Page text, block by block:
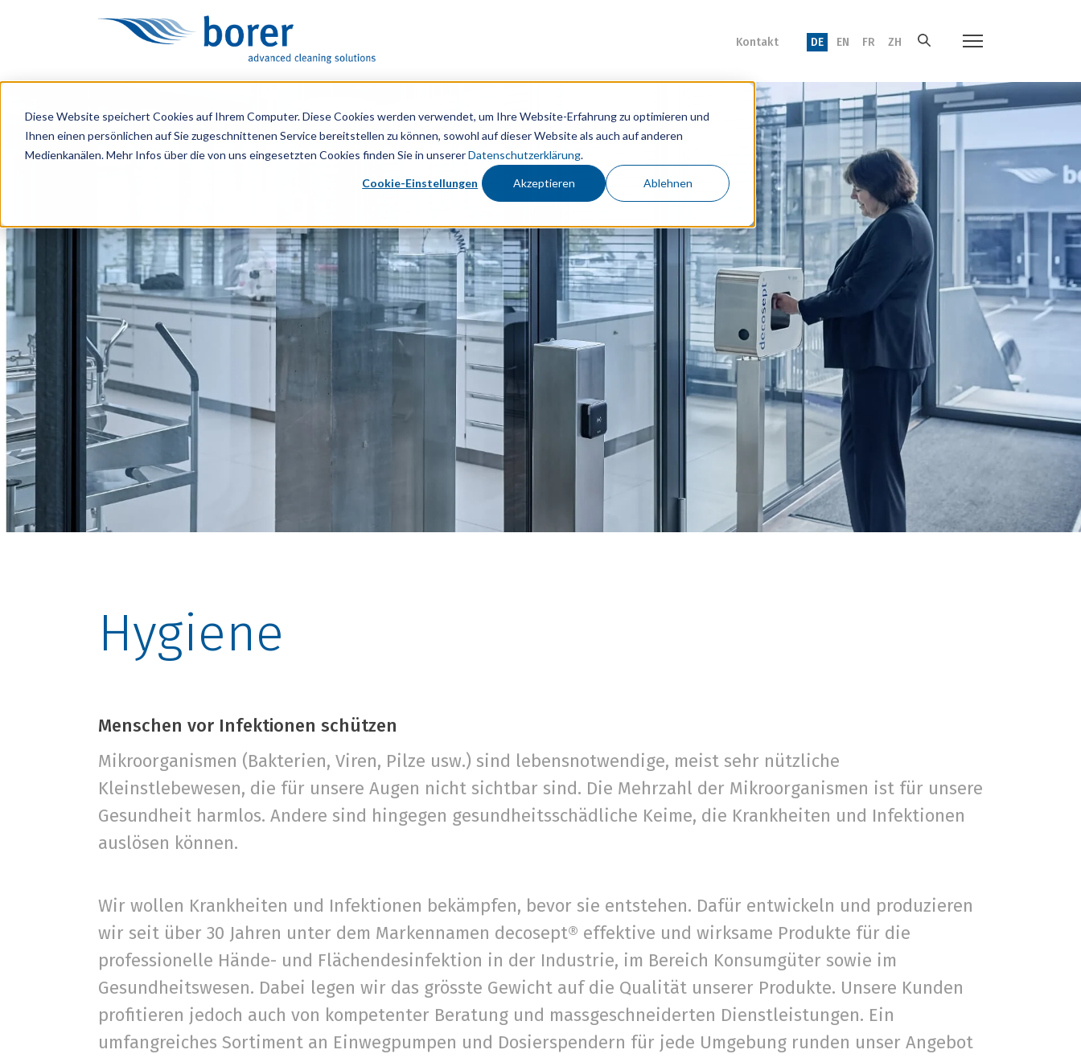
Diese Website speichert Cookies auf Ihrem Computer. Diese Cookies werden verwendet, um Ihre Website-Erfahrung zu optimieren und
Ihnen einen persönlichen auf Sie zugeschnittenen Service bereitstellen zu können, sowohl auf dieser Website als auch auf anderen
Medienkanälen. Mehr Infos über die von uns eingesetzten Cookies finden Sie in unsererDatenschutzerklärung.
Cookie-Einstellungen Akzeptieren Ablehnen
Kontakt DE EN FR ZH
Hygiene
Menschen vor Infektionen schützen
Mikroorganismen (Bakterien, Viren, Pilze usw.) sind lebensnotwendige, meist sehr nützliche
Kleinstlebewesen, die für unsere Augen nicht sichtbar sind. Die Mehrzahl der Mikroorganismen ist für unsere
Gesundheit harmlos. Andere sind hingegen gesundheitsschädliche Keime, die Krankheiten und Infektionen
auslösen können.
Wir wollen Krankheiten und Infektionen bekämpfen, bevor sie entstehen. Dafür entwickeln und produzieren
wir seit über 30 Jahren unter dem Markennamen decosept® effektive und wirksame Produkte für die
professionelle Hände- und Flächendesinfektion in der Industrie, im Bereich Konsumgüter sowie im
Gesundheitswesen. Dabei legen wir das grösste Gewicht auf die Qualität unserer Produkte. Unsere Kunden
profitieren jedoch auch von kompetenter Beratung und massgeschneiderten Dienstleistungen. Ein
umfangreiches Sortiment an Einwegpumpen und Dosierspendern für jede Umgebung runden unser Angebot